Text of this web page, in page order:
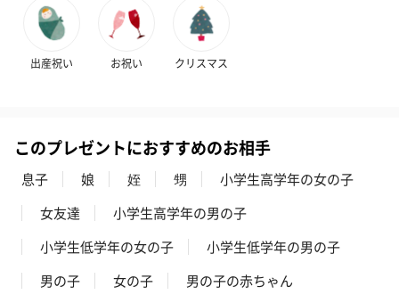
キャンドル・お香
キャンドル・お香を同梱してお届けいたします。
フラッグカプセル：イ
ンセンススティック
（END）（880円）
フラッグカプセル：イ
ンセンススティック
（St.OSMANTHUS）
（880円）
（880円）
出産祝い お祝い クリスマス
このプレゼントにおすすめのお相手
息子 娘 姪 甥
小学生高学年の女の子
女友達
小学生高学年の男の子
小学生低学年の女の子
小学生低学年の男の子
男の子
女の子
男の子の赤ちゃん